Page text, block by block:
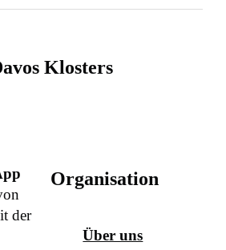
Klosters
der
Organisation
Über uns